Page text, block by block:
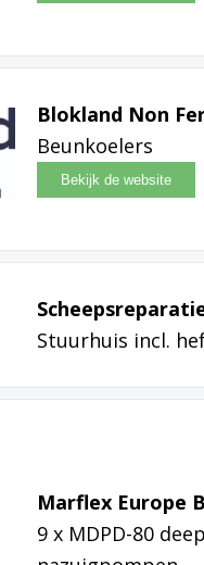
Blokland Non
Beunkoelers
Stuurhuis incl.
Marflex Europe
9 x MDPD-80